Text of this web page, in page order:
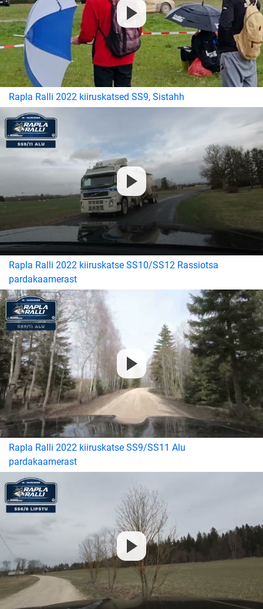
Rapla Ralli 2022 kiiruskatsed SS9, Sistahh
Rapla Ralli 2022 kiiruskatse SS10/SS12 Rassiotsa
pardakaamerast
Rapla Ralli 2022 kiiruskatse SS9/SS11 Alu
pardakaamerast